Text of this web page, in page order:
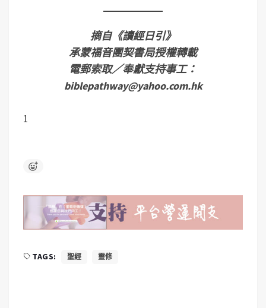
摘自《讀經日引》
承蒙福音團契書局授權轉載
電郵索取／奉獻支持事工：
biblepathway@yahoo.com.hk
1
TAGS: 聖經 靈修